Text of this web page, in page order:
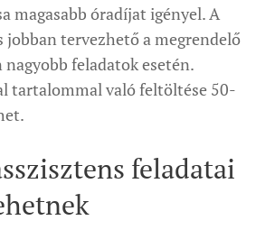
magasabb óradíjat igényel. A
jobban tervezhető a megrendelő
nagyobb feladatok esetén.
tartalommal való feltöltése 50-
feladatai